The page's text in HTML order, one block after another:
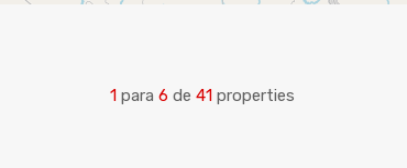
1 para 6 de 41 properties